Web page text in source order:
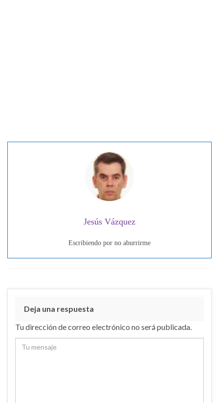
Jesús Vázquez
Escribiendo por no aburrirme
Deja una respuesta
Tu dirección de correo electrónico no será publicada.